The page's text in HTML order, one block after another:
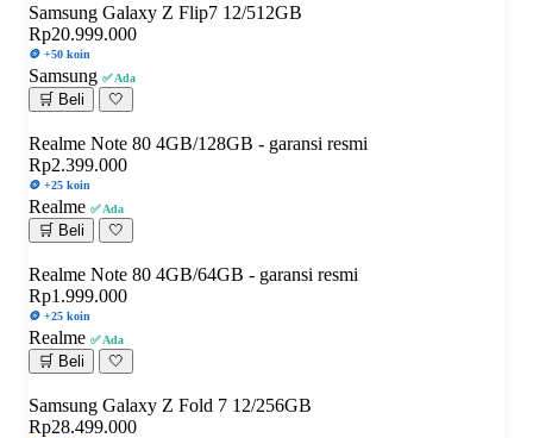
Samsung Galaxy Z Flip7 12/512GB
Rp20.999.000
🪙 +50 koin
Samsung ✅ Ada
🛒 Beli 🤍
Realme Note 80 4GB/128GB - garansi resmi
Rp2.399.000
🪙 +25 koin
Realme ✅ Ada
🛒 Beli 🤍
Realme Note 80 4GB/64GB - garansi resmi
Rp1.999.000
🪙 +25 koin
Realme ✅ Ada
🛒 Beli 🤍
Samsung Galaxy Z Fold 7 12/256GB
Rp28.499.000